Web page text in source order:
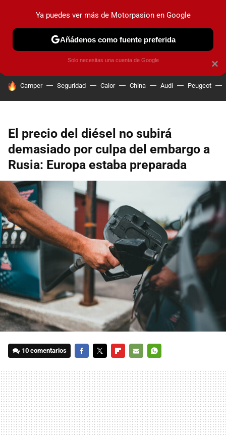
PRUEBAS COCHES ELÉCTRICOS OBSERVATORIO
HOY SE HABLA DE
Camper Seguridad Calor China Audi Peugeot
El precio del diésel no subirá
demasiado por culpa del embargo a
Rusia: Europa estaba preparada
10 comentarios
MAIL
×
Ya puedes ver más de Motorpasion en Google
Añádenos como fuente preferida
Solo necesitas una cuenta de Google